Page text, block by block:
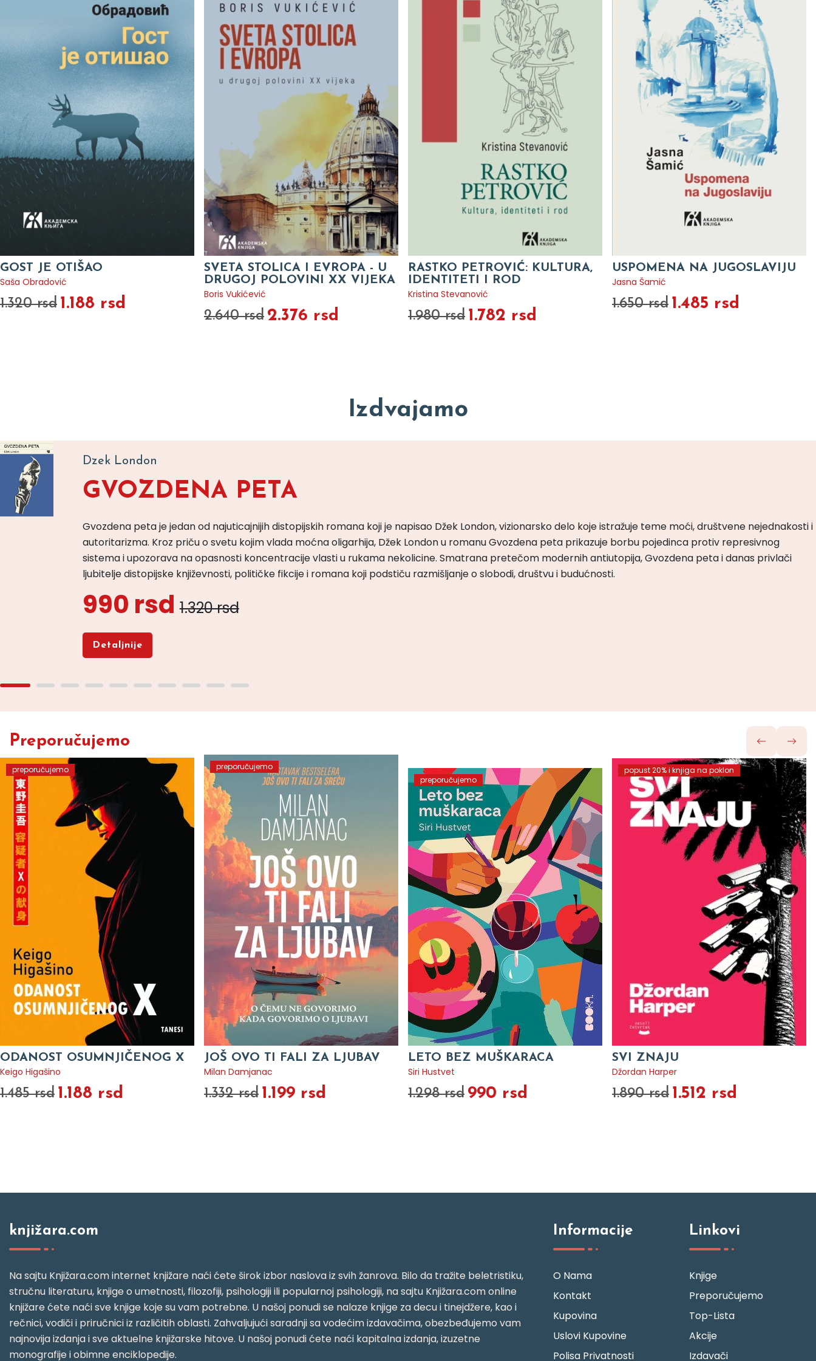
GOST JE OTIŠAO
Saša Obradović
1.320 rsd 1.188 rsd
SVETA STOLICA I EVROPA - U
DRUGOJ POLOVINI XX VIJEKA
Boris Vukićević
2.640 rsd 2.376 rsd
RASTKO PETROVIĆ: KULTURA,
IDENTITETI I ROD
Kristina Stevanović
1.980 rsd 1.782 rsd
USPOMENA NA JUGOSLAVIJU
Jasna Šamić
1.650 rsd 1.485 rsd
Izdvajamo
Dzek London
GVOZDENA PETA
Gvozdena peta je jedan od najuticajnijih distopijskih romana koji je napisao Džek London, vizionarsko delo koje istražuje teme moći, društvene nejednakosti i
autoritarizma. Kroz priču o svetu kojim vlada moćna oligarhija, Džek London u romanu Gvozdena peta prikazuje borbu pojedinca protiv represivnog
sistema i upozorava na opasnosti koncentracije vlasti u rukama nekolicine. Smatrana pretečom modernih antiutopija, Gvozdena peta i danas privlači
ljubitelje distopijske književnosti, političke fikcije i romana koji podstiču razmišljanje o slobodi, društvu i budućnosti.
990 rsd 1.320 rsd
Detaljnije
Preporučujemo
preporučujemo
ODANOST OSUMNJIČENOG X
Keigo Higašino
1.485 rsd 1.188 rsd
preporučujemo
JOŠ OVO TI FALI ZA LJUBAV
Milan Damjanac
1.332 rsd 1.199 rsd
preporučujemo
LETO BEZ MUŠKARACA
Siri Hustvet
1.298 rsd 990 rsd
popust 20% i knjiga na poklon
SVI ZNAJU
Džordan Harper
1.890 rsd 1.512 rsd
knjižara.com
Na sajtu Knjižara.com internet knjižare naći ćete širok izbor naslova iz svih žanrova. Bilo da tražite beletristiku,
stručnu literaturu, knjige o umetnosti, filozofiji, psihologiji ili popularnoj psihologiji, na sajtu Knjižara.com online
knjižare ćete naći sve knjige koje su vam potrebne. U našoj ponudi se nalaze knjige za decu i tinejdžere, kao i
rečnici, vodiči i priručnici iz različitih oblasti. Zahvaljujući saradnji sa vodećim izdavačima, obezbeđujemo vam
najnovija izdanja i sve aktuelne knjižarske hitove. U našoj ponudi ćete naći kapitalna izdanja, izuzetne
monografije i obimne enciklopedije.
Informacije
O Nama
Kontakt
Kupovina
Uslovi Kupovine
Polisa Privatnosti
Linkovi
Knjige
Preporučujemo
Top-Lista
Akcije
Izdavači